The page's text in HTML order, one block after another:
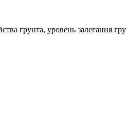
грунта, уровень залегания